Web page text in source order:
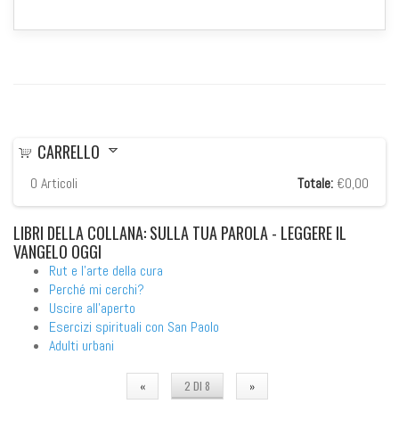
CARRELLO
0 Articoli Totale: €0,00
LIBRI DELLA COLLANA: SULLA TUA PAROLA - LEGGERE IL
VANGELO OGGI
Rut e l'arte della cura
Perché mi cerchi?
Uscire all'aperto
Esercizi spirituali con San Paolo
Adulti urbani
« 2 DI 8 »